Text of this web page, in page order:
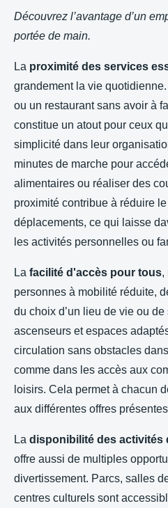
Découvrez l’avantage d’un
portée de main.
La proximité des services
grandement la vie
ou un restaurant sans avoir à
constitue un atout pour ceux
simplicité dans leur
minutes de marche pour
alimentaires ou réaliser des
proximité contribue à réduire
déplacements, ce qui laisse
les activités personnelles ou
La facilité d'accès pour tous,
personnes à mobilité réduite,
du choix d’un lieu de vie ou
ascenseurs et espaces
circulation sans obstacles
comme dans les accès aux
loisirs. Cela permet à chacun
aux différentes offres
La disponibilité des activités
offre aussi de multiples
divertissement. Parcs, salles
centres culturels sont